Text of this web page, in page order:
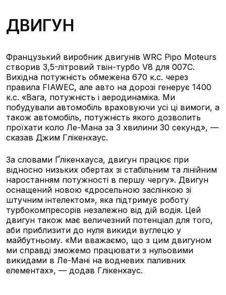
ДВИГУН
Французький виробник двигунів WRC Pipo Moteurs
створив 3,5-літровий твін-турбо V8 для 007C.
Вихідна потужність обмежена 670 к.с. через
правила FIAWEC, але авто на дорозі генерує 1400
к.с. «Вага, потужність і аеродинаміка. Ми
побудували автомобіль враховуючи усі ці вимоги, а
також автомобіль, потужність якого дозволить
проїхати коло Ле-Мана за 3 хвилини 30 секунд», —
сказав Джим Глікенхаус.
За словами Ґлікенхауса, двигун працює при
відносно низьких обертах зі стабільним та лінійним
наростанням потужності в першу чергу». Двигун
оснащений новою «дросельною заслінкою зі
штучним інтелектом», яка підтримує роботу
турбокомпресорів незалежно від дій водія. Цей
двигун також має величезний потенціал для того,
аби приблизити до нуля викиди вуглецю у
майбутньому. «Ми вважаємо, що з цим двигуном
ми справді зможемо працювати з нульовими
викидами в Ле-Мані на водневих паливних
елементах», — додав Глікенхаус.